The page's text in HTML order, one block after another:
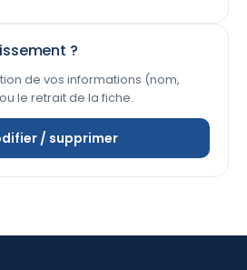
?
de vos informations (nom,
le retrait de la fiche.
/ supprimer